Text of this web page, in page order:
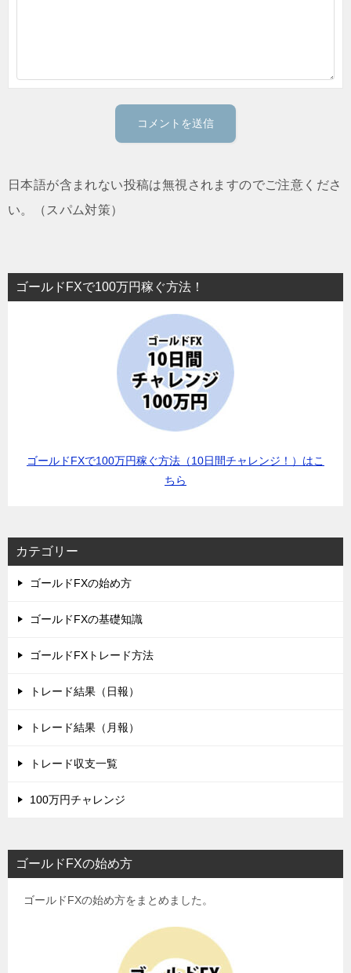
日本語が含まれない投稿は無視されますのでご注意くださ
い。（スパム対策）
ゴールドFXで100万円稼ぐ方法！
ゴールドFXで100万円稼ぐ方法（10日間チャレンジ！）はこ
ちら
カテゴリー
ゴールドFXの始め方
ゴールドFXの基礎知識
ゴールドFXトレード方法
トレード結果（日報）
トレード結果（月報）
トレード収支一覧
100万円チャレンジ
ゴールドFXの始め方
ゴールドFXの始め方をまとめました。